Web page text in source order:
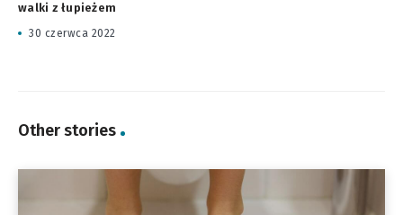
walki z łupieżem
30 czerwca 2022
Other stories